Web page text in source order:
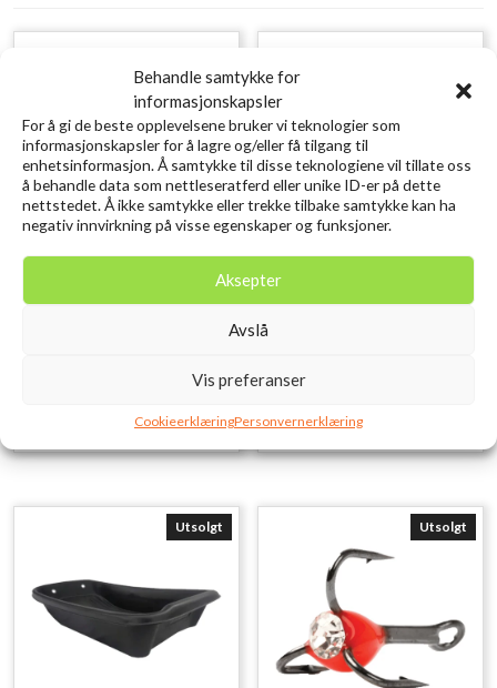
Behandle samtykke for
informasjonskapsler
For å gi de beste opplevelsene bruker vi teknologier som
informasjonskapsler for å lagre og/eller få tilgang til
enhetsinformasjon. Å samtykke til disse teknologiene vil tillate oss
å behandle data som nettleseratferd eller unike ID-er på dette
nettstedet. Å ikke samtykke eller trekke tilbake samtykke kan ha
negativ innvirkning på visse egenskaper og funksjoner.
Aksepter
Avslå
Vis preferanser
CookieerklæringPersonvernerklæring
Borysich Lokkemeitekrok
#12
Utsolgt Utsolgt